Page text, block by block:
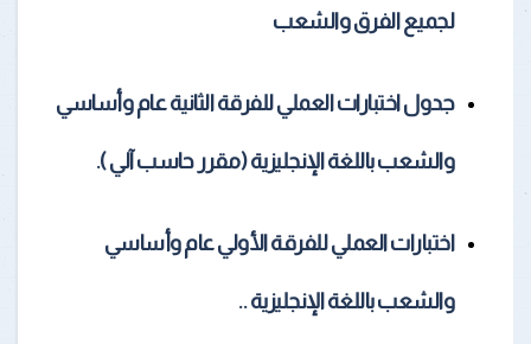
لجميع الفرق والشعب
جدول اختبارات العملي للفرقة الثانية عام وأساسي
والشعب باللغة الإنجليزية (مقرر حاسب آلي ).
اختبارات العملي للفرقة الأولي عام وأساسي
والشعب باللغة الإنجليزية..